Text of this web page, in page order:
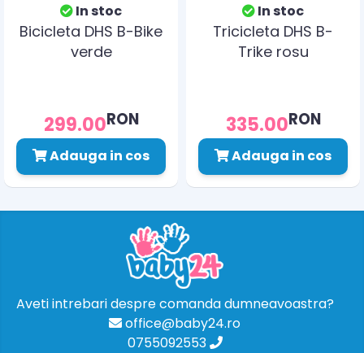
In stoc
Bicicleta DHS B-Bike
verde
299.00RON
Adauga in cos
In stoc
Tricicleta DHS B-
Trike rosu
335.00RON
Adauga in cos
Aveti intrebari despre comanda dumneavoastra?
office@baby24.ro
0755092553